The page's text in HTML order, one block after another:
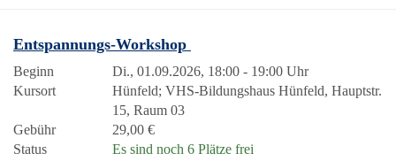
Entspannungs-Workshop
Beginn
Di., 01.09.2026, 18:00 - 19:00 Uhr
Kursort
Hünfeld; VHS-Bildungshaus Hünfeld, Hauptstr.
15, Raum 03
Gebühr
29,00 €
Status
Es sind noch 6 Plätze frei